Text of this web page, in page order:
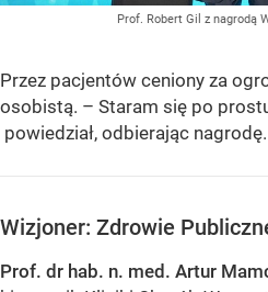
Prof. Robert Gil z nagrodą
Przez pacjentów ceniony za
osobistą. – Staram się po
powiedział, odbierając nagrodę.
Wizjoner: Zdrowie
Prof. dr hab. n. med. Artur